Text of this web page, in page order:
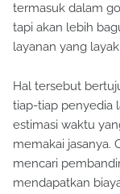
termasuk dalam
tapi akan lebih
layanan yang
Hal tersebut
tiap-tiap penyedia
estimasi waktu
memakai jasanya.
mencari
mendapatkan